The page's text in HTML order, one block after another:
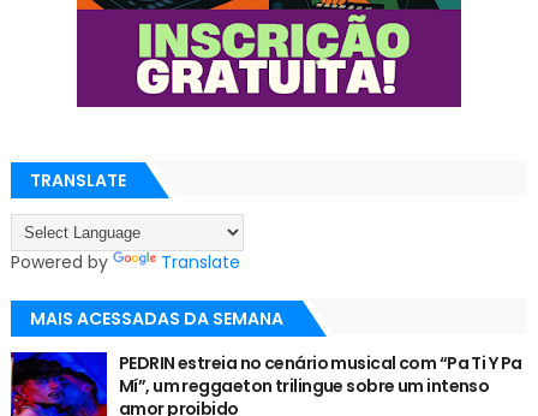
TRANSLATE
Powered by Translate
MAIS ACESSADAS DA SEMANA
PEDRIN estreia no cenário musical com “Pa Ti Y Pa
Mí”, um reggaeton trilingue sobre um intenso
amor proibido